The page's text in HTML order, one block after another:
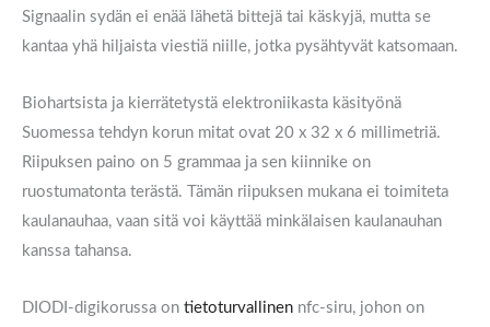
Signaalin sydän ei enää lähetä bittejä tai käskyjä, mutta se
kantaa yhä hiljaista viestiä niille, jotka pysähtyvät katsomaan.
Biohartsista ja kierrätetystä elektroniikasta käsityönä
Suomessa tehdyn korun mitat ovat 20 x 32 x 6 millimetriä.
Riipuksen paino on 5 grammaa ja sen kiinnike on
ruostumatonta terästä. Tämän riipuksen mukana ei toimiteta
kaulanauhaa, vaan sitä voi käyttää minkälaisen kaulanauhan
kanssa tahansa.
DIODI-digikorussa on tietoturvallinen nfc-siru, johon on